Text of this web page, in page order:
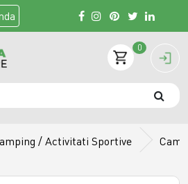
0
/ Activitati Sportive